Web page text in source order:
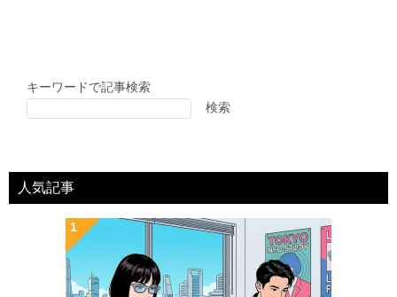
キーワードで記事検索
検索
人気記事